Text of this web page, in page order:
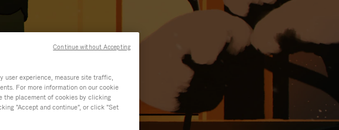
user experience, measure site traffic,
For more information on our cookie
the placement of cookies by clicking
"Accept and continue", or click "Set
Continue without Accepting